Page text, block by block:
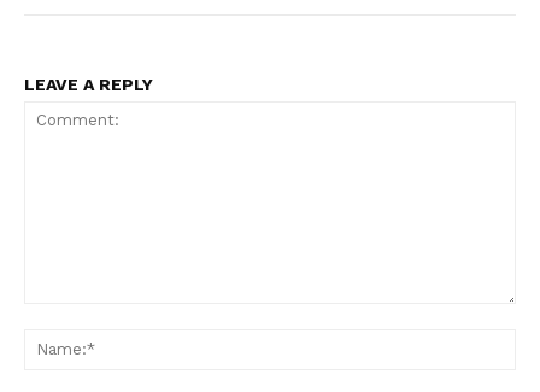
LEAVE A REPLY